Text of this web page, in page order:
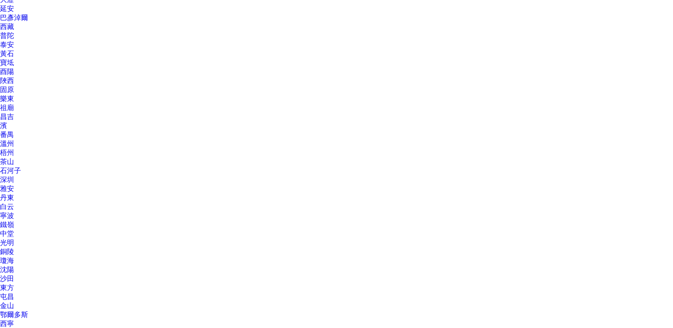
延安
巴彥淖爾
西藏
普陀
泰安
黃石
寶坻
酉陽
陜西
固原
樂東
祖廟
昌吉
濱
番禺
溫州
梧州
茶山
石河子
深圳
雅安
丹東
白云
寧波
鐵嶺
中堂
光明
銅陵
瓊海
沈陽
沙田
東方
屯昌
金山
鄂爾多斯
西寧